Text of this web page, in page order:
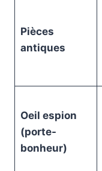
Pièces
antiques
Oeil espion
(porte-
bonheur)